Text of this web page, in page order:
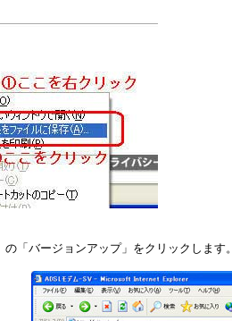
「バージョンアップ」をクリックします。